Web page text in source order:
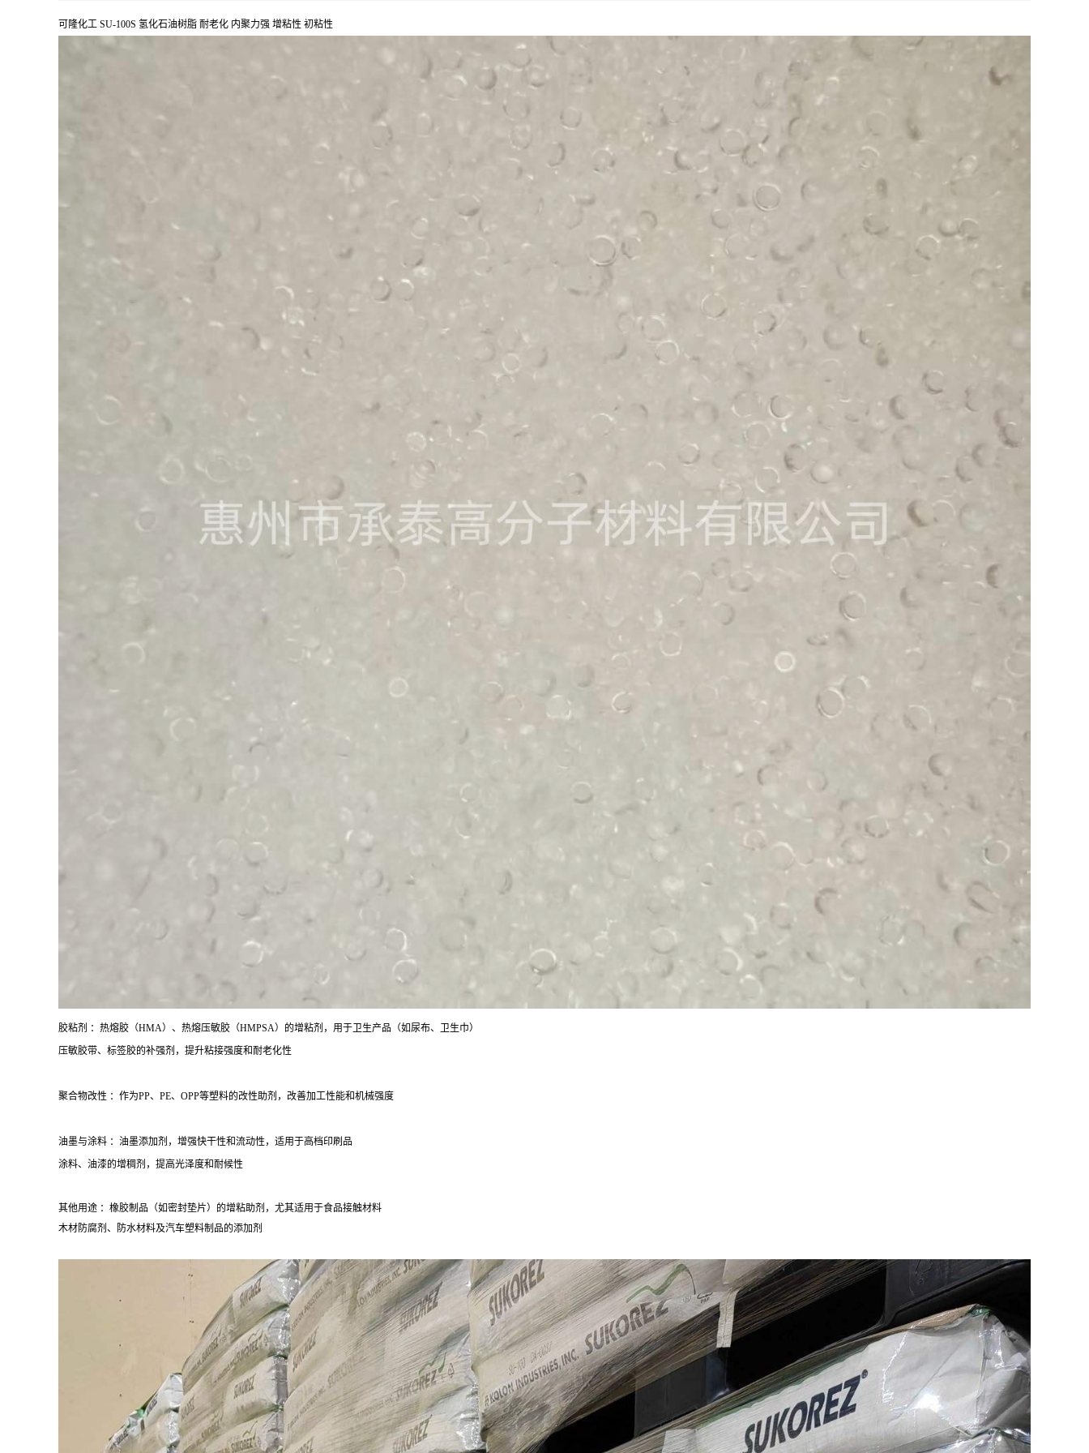
可隆化工 SU-100S 氢化石油树脂 耐老化 内聚力强 增粘性 初粘性
胶粘剂 ：热熔胶（HMA）、热熔压敏胶（HMPSA）的增粘剂，用于卫生产品（如尿布、卫生巾）
压敏胶带、标签胶的补强剂，提升粘接强度和耐老化性
聚合物改性 ：作为PP、PE、OPP等塑料的改性助剂，改善加工性能和机械强度
油墨与涂料 ：油墨添加剂，增强快干性和流动性，适用于高档印刷品
涂料、油漆的增稠剂，提高光泽度和耐候性
其他用途 ：橡胶制品（如密封垫片）的增粘助剂，尤其适用于食品接触材料
木材防腐剂、防水材料及汽车塑料制品的添加剂